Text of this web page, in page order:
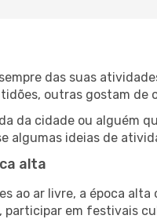
das suas
outras gostam
da cidade ou alguém
algumas ideias de
alta
ao ar livre, a época
participar em festivais